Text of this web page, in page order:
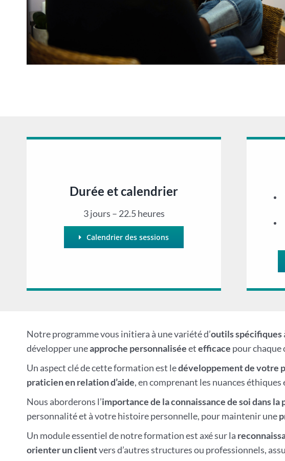
Durée et calendrier
3 jours – 22.5 heures
Calendrier des sessions
Notre programme vous initiera à une variété d’outils spécifiques
développer uneapproche personnaliséeetefficace pour chaque
Un aspect clé de cette formation est ledéveloppement de votre
praticien en relation d’aide, en comprenant les nuances
Nous aborderons l’importance de la connaissance de soi dans
personnalité et à votre histoire personnelle, pour maintenir une
Un module essentiel de notre formation est axé sur la
orienter un clientvers d’autres structures ou professionnels,